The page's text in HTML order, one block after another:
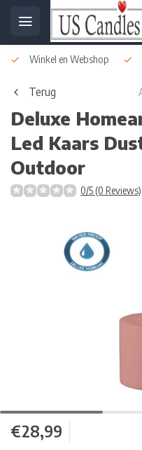
Winkel en Webshop
Terug
Deluxe
Led Kaars
Outdoor
0/5 (0 Reviews)
€28,99